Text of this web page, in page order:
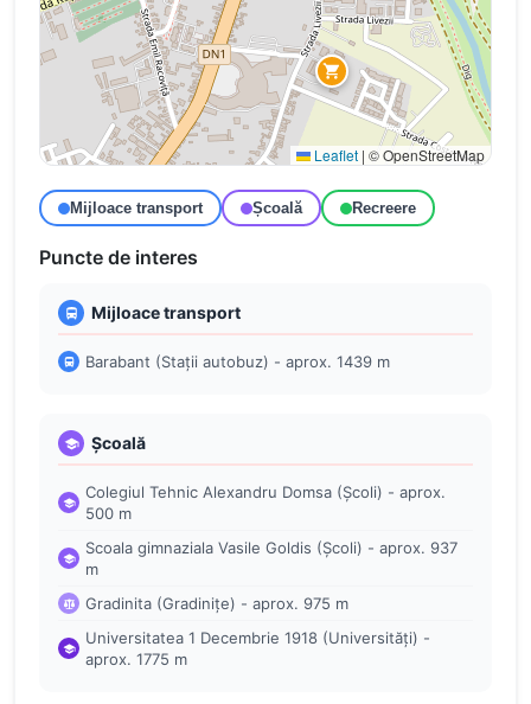
Leaflet | © OpenStreetMap
Mijloace transport Școală Recreere
Puncte de interes
Mijloace transport
Barabant (Stații autobuz) - aprox. 1439 m
Școală
Colegiul Tehnic Alexandru Domsa (Școli) - aprox.
500 m
Scoala gimnaziala Vasile Goldis (Școli) - aprox. 937
m
Gradinita (Gradinițe) - aprox. 975 m
Universitatea 1 Decembrie 1918 (Universități) -
aprox. 1775 m